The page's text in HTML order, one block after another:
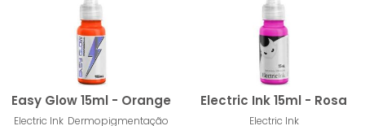
Easy Glow 15ml - Orange
Electric Ink Dermopigmentação
Electric Ink 15ml - Rosa
Electric Ink